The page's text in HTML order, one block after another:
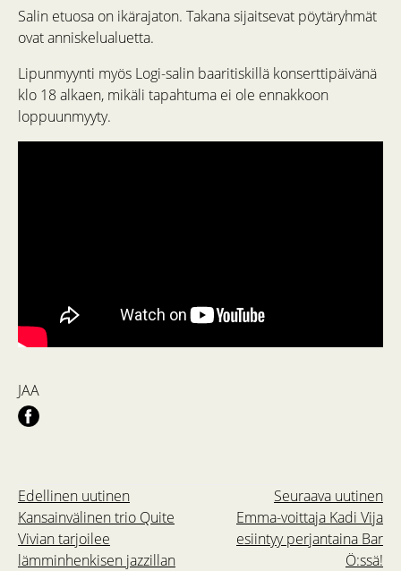
Salin etuosa on ikärajaton. Takana sijaitsevat pöytäryhmät
ovat anniskelualuetta.
Lipunmyynti myös Logi-salin baaritiskillä konserttipäivänä
klo 18 alkaen, mikäli tapahtuma ei ole ennakkoon
loppuunmyyty.
JAA
Seuraava uutinen
Emma-voittaja Kadi Vija
esiintyy perjantaina Bar
Ö:ssä!
Edellinen uutinen
Kansainvälinen trio Quite
Vivian tarjoilee
lämminhenkisen jazzillan